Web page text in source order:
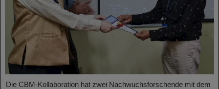
Die CBM-Kollaboration hat zwei Nachwuchsforschende mit dem